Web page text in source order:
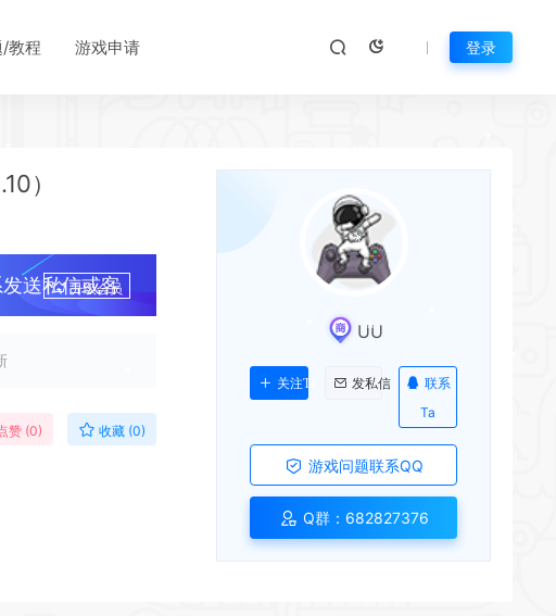
教程 游戏申请 登录
）
送私信或客
升级会员
赞 (0) 收藏 (0)
UU
关注Ta 发私信
联系
Ta
游戏问题联系QQ
Q群：682827376
*
*
*
*